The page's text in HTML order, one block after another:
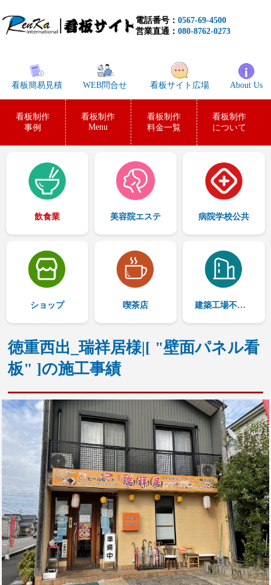
電話番号： 0567-69-4500
営業直通： 080-8762-0273
看板簡易見積 WEB問合せ 看板サイト広場 About Us
看板制作
事例
看板制作
Menu
看板制作
料金一覧
看板制作
について
飲食業 美容院エステ 病院学校公共
ショップ 喫茶店 建築工場不動産工事
徳重西出_瑞祥居様|[ "壁面パネル看
板" ]の施工事績